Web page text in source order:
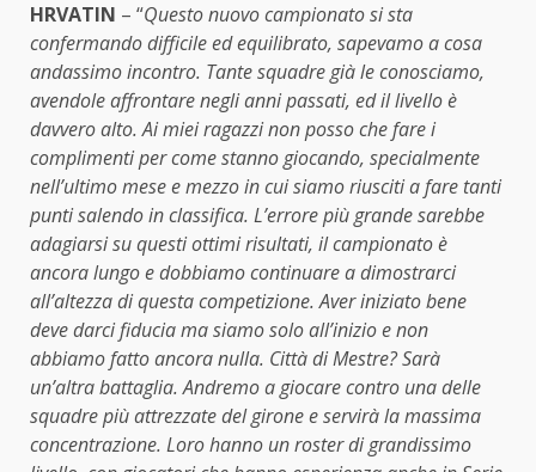
HRVATIN – “Questo nuovo campionato si sta
confermando difficile ed equilibrato, sapevamo a cosa
andassimo incontro. Tante squadre già le conosciamo,
avendole affrontare negli anni passati, ed il livello è
davvero alto. Ai miei ragazzi non posso che fare i
complimenti per come stanno giocando, specialmente
nell’ultimo mese e mezzo in cui siamo riusciti a fare tanti
punti salendo in classifica. L’errore più grande sarebbe
adagiarsi su questi ottimi risultati, il campionato è
ancora lungo e dobbiamo continuare a dimostrarci
all’altezza di questa competizione. Aver iniziato bene
deve darci fiducia ma siamo solo all’inizio e non
abbiamo fatto ancora nulla. Città di Mestre? Sarà
un’altra battaglia. Andremo a giocare contro una delle
squadre più attrezzate del girone e servirà la massima
concentrazione. Loro hanno un roster di grandissimo